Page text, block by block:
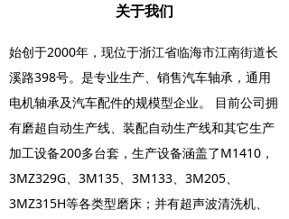
关于我们
始创于2000年，现位于浙江省临海市江南街道长
溪路398号。是专业生产、销售汽车轴承，通用
电机轴承及汽车配件的规模型企业。 目前公司拥
有磨超自动生产线、装配自动生产线和其它生产
加工设备200多台套，生产设备涵盖了M1410，
3MZ329G、3M135、3M133、3M205、
3MZ315H等各类型磨床；并有超声波清洗机、